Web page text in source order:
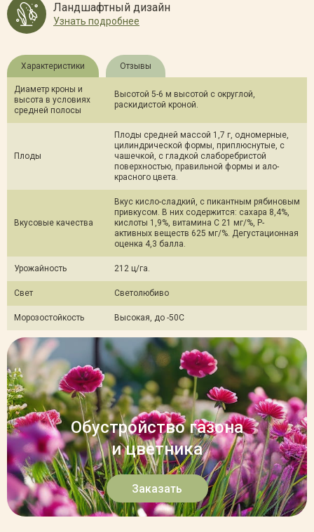
Ландшафтный дизайн
Узнать подробнее
Характеристики Отзывы
Диаметр кроны и
высота в условиях
средней полосы
Высотой 5-6 м высотой с округлой,
раскидистой кроной.
Плоды
Плоды средней массой 1,7 г, одномерные,
цилиндрической формы, приплюснутые, с
чашечкой, с гладкой слаборебристой
поверхностью, правильной формы и ало-
красного цвета.
Вкусовые качества
Вкус кисло-сладкий, с пикантным рябиновым
привкусом. В них содержится: сахара 8,4%,
кислоты 1,9%, витамина С 21 мг/%, Р-
активных веществ 625 мг/%. Дегустационная
оценка 4,3 балла.
Урожайность 212 ц/га.
Свет Светолюбиво
Морозостойкость Высокая, до -50С
Обустройство газона
и цветника
Заказать